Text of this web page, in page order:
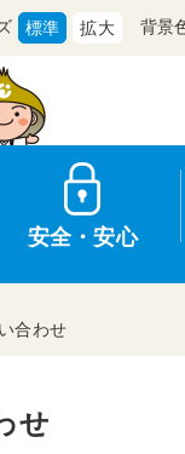
安全・安心
標準 拡大 背景
合わせ
せ